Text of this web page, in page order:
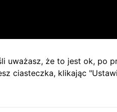
uważasz, że to jest ok, po
ciasteczka, klikając